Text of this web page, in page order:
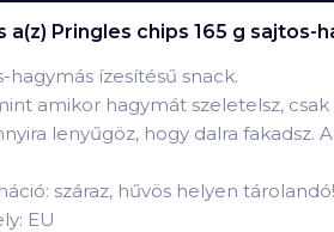
a(z) Pringles chips 165 g sajtos-
hagymás ízesítésű snack.
amikor hagymát szeletelsz,
lenyűgöz, hogy dalra fakadsz.
száraz, hűvös helyen tárolandó!
EU